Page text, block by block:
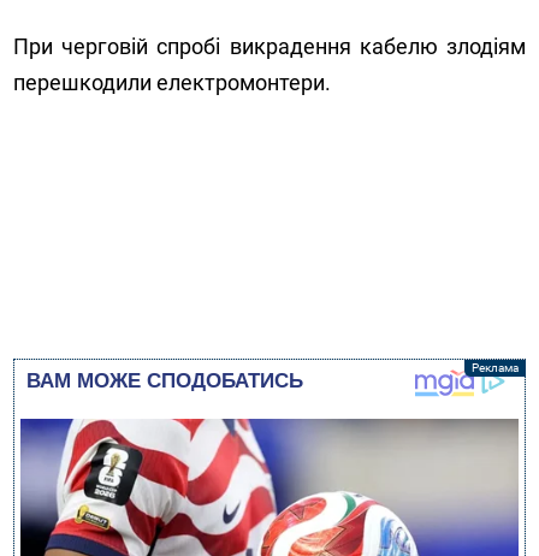
При черговій спробі викрадення кабелю злодіям
перешкодили електромонтери.